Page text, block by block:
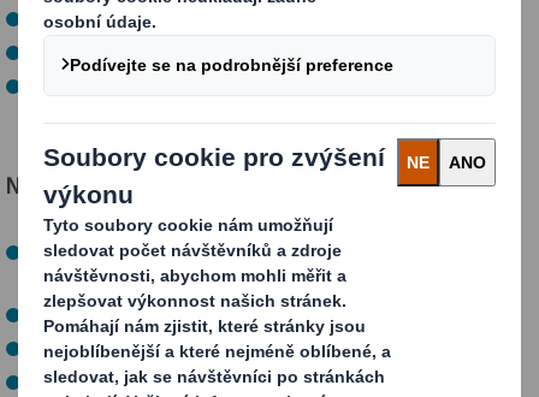
dobrý zdravotní stav
manuální zručnost a fyzickou zdatnost
průkaz VZV výhodou
Nabízíme:
Zázemí nadnárodní společnosti se zajímavým
produktem
5 týdnů dovolené
Pevné % ze mzdy na penzijní připojištění
Platební kartu Flexi Pass